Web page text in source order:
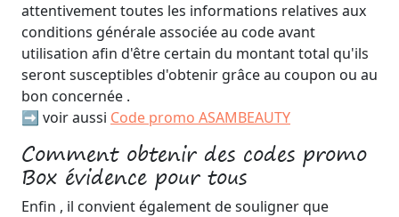
attentivement toutes les informations relatives aux
conditions générale associée au code avant
utilisation afin d'être certain du montant total qu'ils
seront susceptibles d'obtenir grâce au coupon ou au
bon concernée .
➡️ voir aussi Code promo ASAMBEAUTY
Comment obtenir des codes promo
Box évidence pour tous
Enfin , il convient également de souligner que